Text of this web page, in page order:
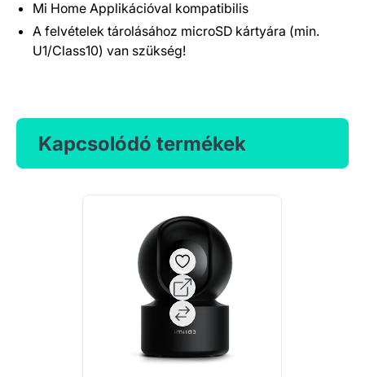
Mi Home Applikációval kompatibilis
A felvételek tárolásához microSD kártyára (min.
U1/Class10) van szükség!
Kapcsolódó termékek